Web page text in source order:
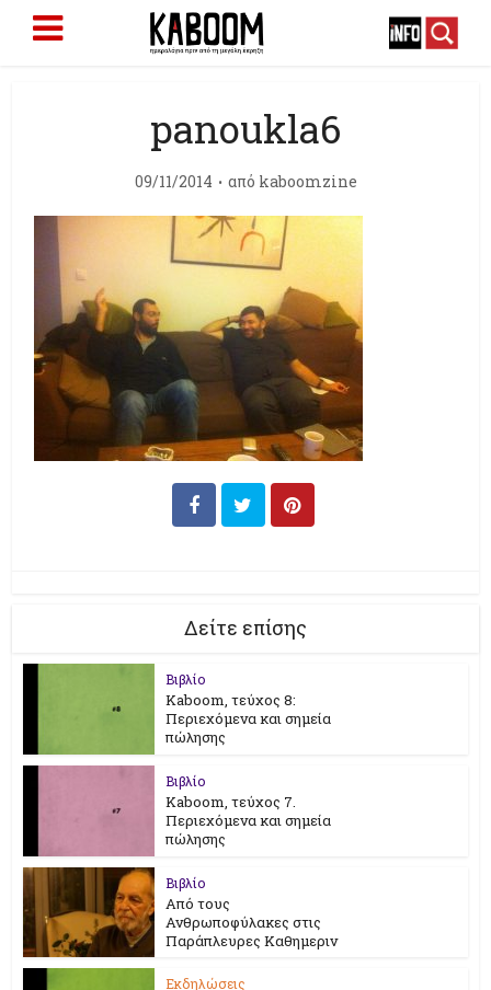
panoukla6
09/11/2014 από kaboomzine
Δείτε επίσης
Βιβλίο
Kaboom, τεύχος 8:
Περιεχόμενα και σημεία
πώλησης
Βιβλίο
Kaboom, τεύχος 7.
Περιεχόμενα και σημεία
πώλησης
Βιβλίο
Από τους
Ανθρωποφύλακες στις
Παράπλευρες Καθημεριν
Εκδηλώσεις